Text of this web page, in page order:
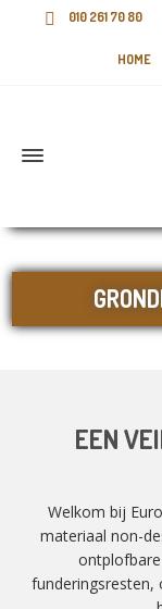
010 261 70 80
HOME
EEN
Welkom bij
materiaal non-
funderingsresten,